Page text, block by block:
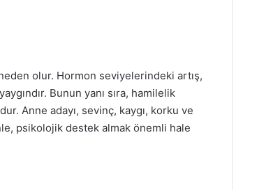
olur. Hormon seviyelerindeki artış,
Bunun yanı sıra, hamilelik
Anne adayı, sevinç, kaygı, korku ve
psikolojik destek almak önemli hale